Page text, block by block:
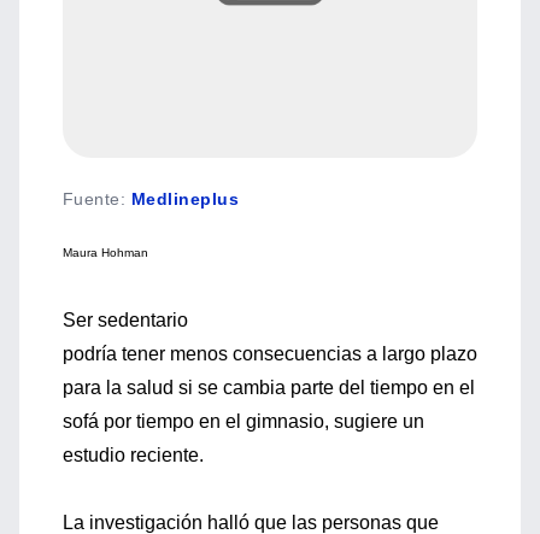
Fuente: Medlineplus
Maura Hohman
Ser sedentario
podría tener menos consecuencias a largo plazo
para la salud si se cambia parte del tiempo en el
sofá por tiempo en el gimnasio, sugiere un
estudio reciente.
La investigación halló que las personas que